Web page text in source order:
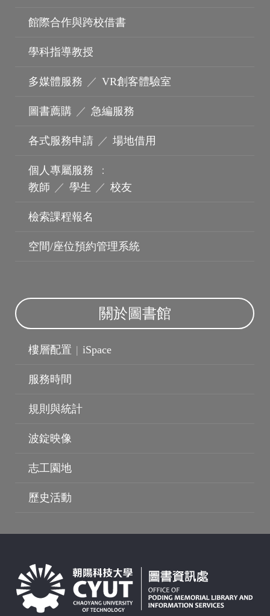
館際合作與跨校借書
學科指導教授
多媒體服務 ／ VR創客體驗室
圖書薦購 ／ 急編服務
各式服務申請 ／ 場地借用
個人專屬服務
：
教師 ／ 學生 ／ 校友
檢索課程報名
空間/座位預約管理系統
關於圖書館
樓層配置 | iSpace
服務時間
規則與統計
波錠映像
志工園地
歷史活動